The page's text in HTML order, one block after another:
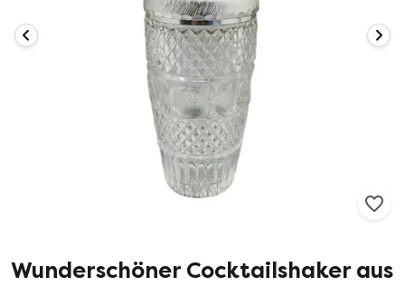
Wunderschöner Cocktailshaker aus